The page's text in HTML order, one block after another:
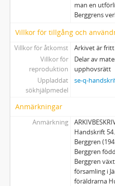
man en
Berggrens
Villkor för tillgång och
Villkor för åtkomst
Arkivet är
Villkor för
reproduktion
Delar av
upphovsrätt
Uppladdat
sökhjälpmedel
se-q-
Anmärkningar
Anmärkning
Handskrift
Berggren
Berggren
Berggren
församling i
föräldrarna